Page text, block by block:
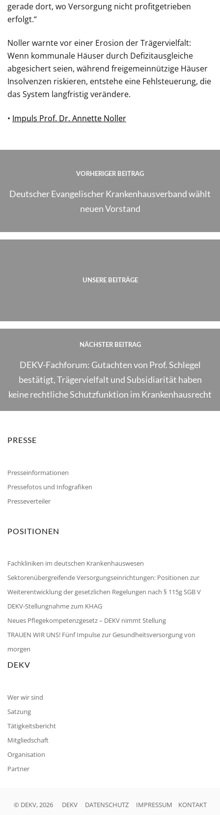
gerade dort, wo Versorgung nicht profitgetrieben
erfolgt.“
Noller warnte vor einer Erosion der Trägervielfalt:
Wenn kommunale Häuser durch Defizitausgleiche
abgesichert seien, während freigemeinnützige Häuser
Insolvenzen riskieren, entstehe eine Fehlsteuerung, die
das System langfristig verändere.
• Impuls Prof. Dr. Annette Noller
VORHERIGER BEITRAG
Deutscher Evangelischer Krankenhausverband wählt
neuen Vorstand
UNSERE BEITRÄGE
NÄCHSTER BEITRAG
DEKV-Fachforum: Gutachten von Prof. Schlegel
bestätigt, Trägervielfalt und Subsidiarität haben
keine rechtliche Schutzfunktion im Krankenhausrecht
PRESSE
Presseinformationen
Pressefotos und Infografiken
Presseverteiler
POSITIONEN
Fachkliniken im deutschen Krankenhauswesen
Sektorenübergreifende Versorgungseinrichtungen: Positionen zur
Weiterentwicklung der gesetzlichen Regelungen nach § 115g SGB V
DEKV-Stellungnahme zum KHAG
Neues Pflegekompetenzgesetz – DEKV nimmt Stellung
TRAUEN WIR UNS! Fünf Impulse zur Gesundheitsversorgung von
morgen
DEKV
Wer wir sind
Satzung
Tätigkeitsbericht
Mitgliedschaft
Organisation
Partner
© DEKV, 2026 DEKV DATENSCHUTZ IMPRESSUM KONTAKT